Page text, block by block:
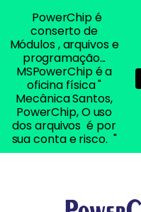
PowerChip é
conserto de
Módulos , arquivos e
programação...
MSPowerChip é a
oficina física "
Mecânica Santos,
PowerChip, O uso
dos arquivos é por
sua conta e risco. "